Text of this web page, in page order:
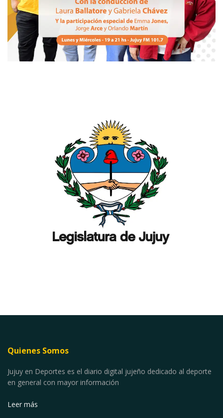
Quienes Somos
Jujuy en Deportes es el diario digital jujeño dedicado al deporte
en general con mayor información
Leer más